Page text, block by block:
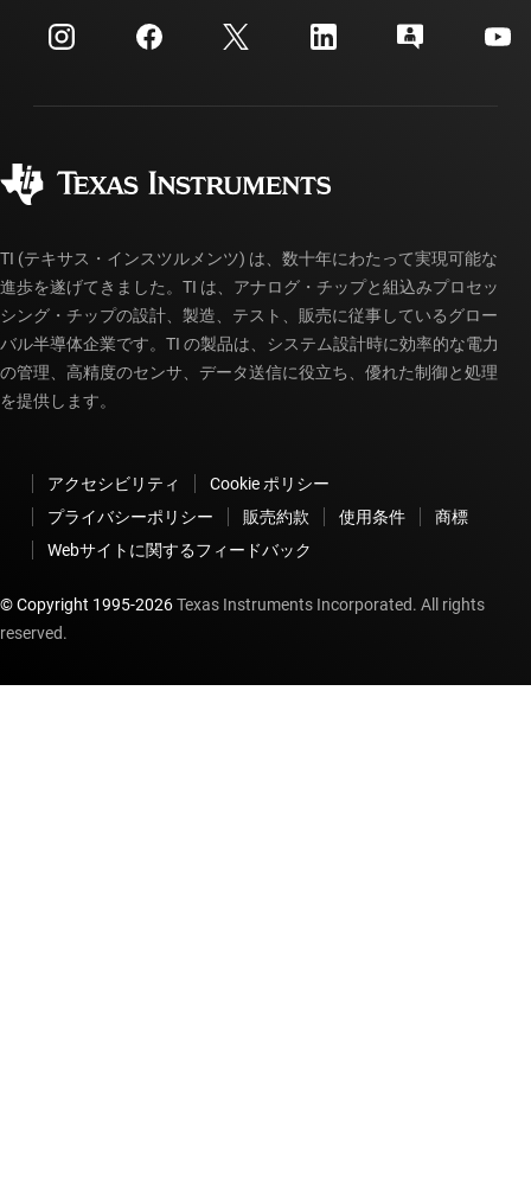
投資家向け情報
製造
カスタマー・サポート・センター
myTI アカウントの FAQ
ご注文に関する FAQ
TI (テキサス・インスツルメンツ) は、数十年にわたって実現可能な
進歩を遂げてきました。TI は、アナログ・チップと組込みプロセッ
シング・チップの設計、製造、テスト、販売に従事しているグロー
バル半導体企業です。TI の製品は、システム設計時に効率的な電力
の管理、高精度のセンサ、データ送信に役立ち、優れた制御と処理
を提供します。
アクセシビリティ
Cookie ポリシー
プライバシーポリシー
販売約款 使用条件
商標
Webサイトに関するフィードバック
© Copyright 1995-2026Texas Instruments Incorporated. All rights
reserved.